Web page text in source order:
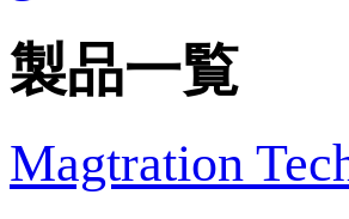
製品一覧
Magtration